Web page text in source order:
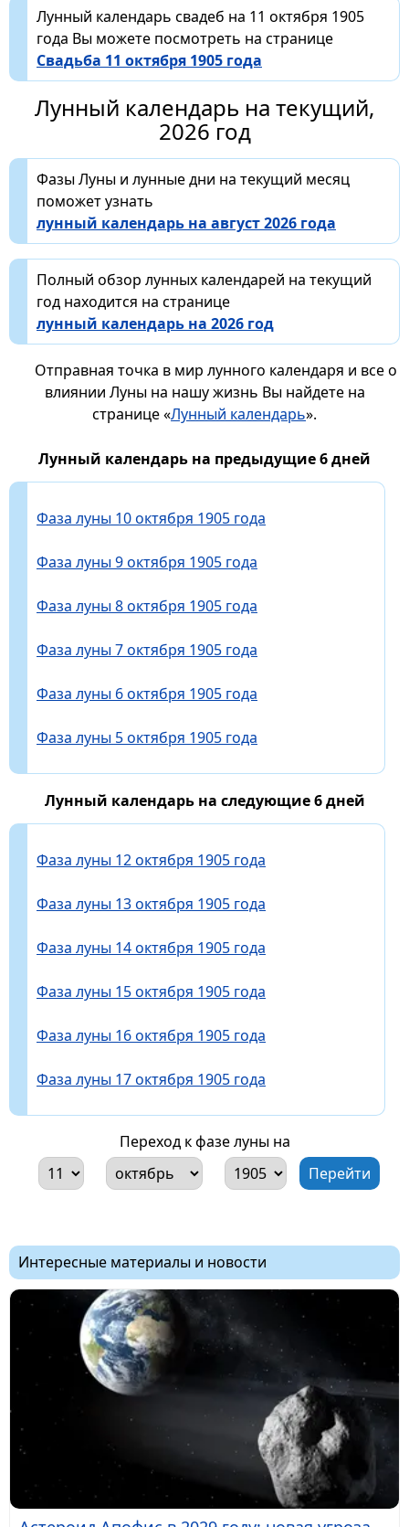
Лунный календарь свадеб на 11 октября 1905
года Вы можете посмотреть на странице
Свадьба 11 октября 1905 года
Лунный календарь на текущий,
2026 год
Фазы Луны и лунные дни на текущий месяц
поможет узнать
лунный календарь на август 2026 года
Полный обзор лунных календарей на текущий
год находится на странице
лунный календарь на 2026 год
Отправная точка в мир лунного календаря и все о
влиянии Луны на нашу жизнь Вы найдете на
странице «Лунный календарь».
Лунный календарь на предыдущие 6 дней
Фаза луны 10 октября 1905 года
Фаза луны 9 октября 1905 года
Фаза луны 8 октября 1905 года
Фаза луны 7 октября 1905 года
Фаза луны 6 октября 1905 года
Фаза луны 5 октября 1905 года
Лунный календарь на следующие 6 дней
Фаза луны 12 октября 1905 года
Фаза луны 13 октября 1905 года
Фаза луны 14 октября 1905 года
Фаза луны 15 октября 1905 года
Фаза луны 16 октября 1905 года
Фаза луны 17 октября 1905 года
Переход к фазе луны на
Интересные материалы и новости